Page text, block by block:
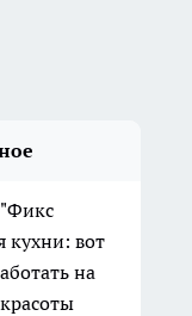
кухни: вот
на